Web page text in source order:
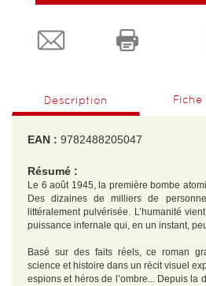
Description
EAN : 9782488205047
Résumé :
Le 6 août 1945, la première bombe
Des dizaines de milliers de
littéralement pulvérisée. L’humanité
puissance infernale qui, en un instant,
Basé sur des faits réels, ce roman
science et histoire dans un récit visuel
espions et héros de l’ombre... Depuis la